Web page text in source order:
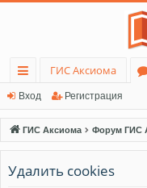
с
ы
лк
и
ГИС Аксиома
м
Вход Регистрация
ГИС Аксиома Форум ГИС
Удалить cookies